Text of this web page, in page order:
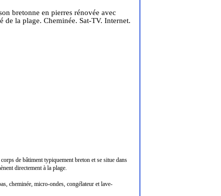
bretonne en pierres rénovée avec
de la plage. Cheminée. Sat-TV. Internet.
de bâtiment typiquement breton et se situe dans
directement à la plage.
cheminée, micro-ondes, congélateur et lave-